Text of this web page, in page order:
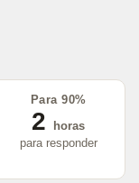
Para 90%
2
horas
para responder